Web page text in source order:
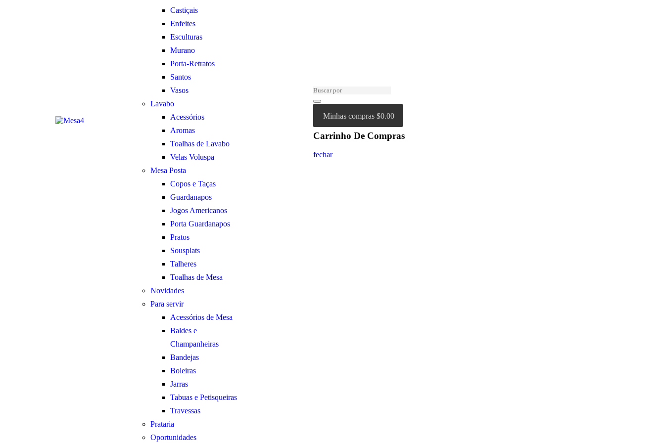
Castiçais
Enfeites
Esculturas
Murano
Porta-Retratos
Santos
Vasos
Lavabo
Acessórios
Aromas
Toalhas de Lavabo
Velas Voluspa
Mesa Posta
Copos e Taças
Guardanapos
Jogos Americanos
Porta Guardanapos
Pratos
Sousplats
Talheres
Toalhas de Mesa
Novidades
Para servir
Acessórios de Mesa
Baldes e
Champanheiras
Bandejas
Boleiras
Jarras
Tabuas e Petisqueiras
Travessas
Prataria
Oportunidades
Minhas compras $0.00
Carrinho De Compras
fechar